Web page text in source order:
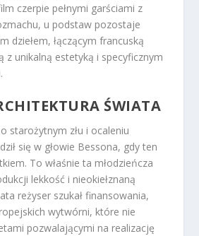
czerpie pełnymi garściami z
u podstaw pozostaje
dziełem, łączącym francuską
z unikalną estetyką i specyficznym
ŚWIATA
starożytnym złu i ocaleniu
się w głowie Bessona, gdy ten
To właśnie ta młodzieńcza
lekkość i nieokiełznaną
reżyser szukał finansowania,
wytwórni, które nie
pozwalającymi na realizację